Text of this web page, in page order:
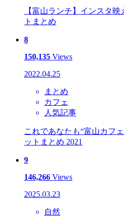
【富山ランチ】インスタ
トまとめ
8
150,135 Views
2022.04.25
まとめ
カフェ
人気記事
これであなたも“富山カフ
ットまとめ 2021
9
146,266 Views
2025.03.23
自然